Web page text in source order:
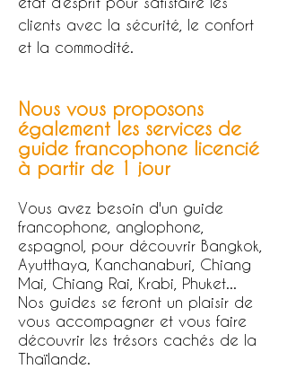
clients avec la sécurité, le confort
et la commodité.
Nous vous proposons
également les services de
guide francophone licencié
à partir de 1 jour
Vous avez besoin d'un guide
francophone, anglophone,
espagnol, pour découvrir Bangkok,
Ayutthaya, Kanchanaburi, Chiang
Mai, Chiang Rai, Krabi, Phuket...
Nos guides se feront un plaisir de
vous accompagner et vous faire
découvrir les trésors cachés de la
Thaïlande.